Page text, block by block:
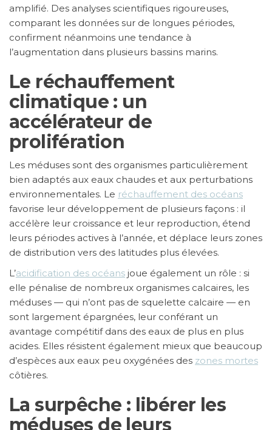
amplifié. Des analyses scientifiques rigoureuses,
comparant les données sur de longues périodes,
confirment néanmoins une tendance à
l’augmentation dans plusieurs bassins marins.
Le réchauffement
climatique : un
accélérateur de
prolifération
Les méduses sont des organismes particulièrement
bien adaptés aux eaux chaudes et aux perturbations
environnementales. Le réchauffement des océans
favorise leur développement de plusieurs façons : il
accélère leur croissance et leur reproduction, étend
leurs périodes actives à l’année, et déplace leurs zones
de distribution vers des latitudes plus élevées.
L’acidification des océans joue également un rôle : si
elle pénalise de nombreux organismes calcaires, les
méduses — qui n’ont pas de squelette calcaire — en
sont largement épargnées, leur conférant un
avantage compétitif dans des eaux de plus en plus
acides. Elles résistent également mieux que beaucoup
d’espèces aux eaux peu oxygénées des zones mortes
côtières.
La surpêche : libérer les
méduses de leurs